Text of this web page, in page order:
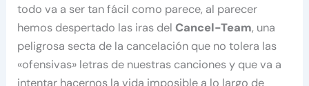
todo va a ser tan fácil como parece, al parecer
hemos despertado las iras delCancel-Team, una
peligrosa secta de la cancelación que no tolera las
«ofensivas» letras de nuestras canciones y que va a
intentar hacernos la vida imposible a lo largo de